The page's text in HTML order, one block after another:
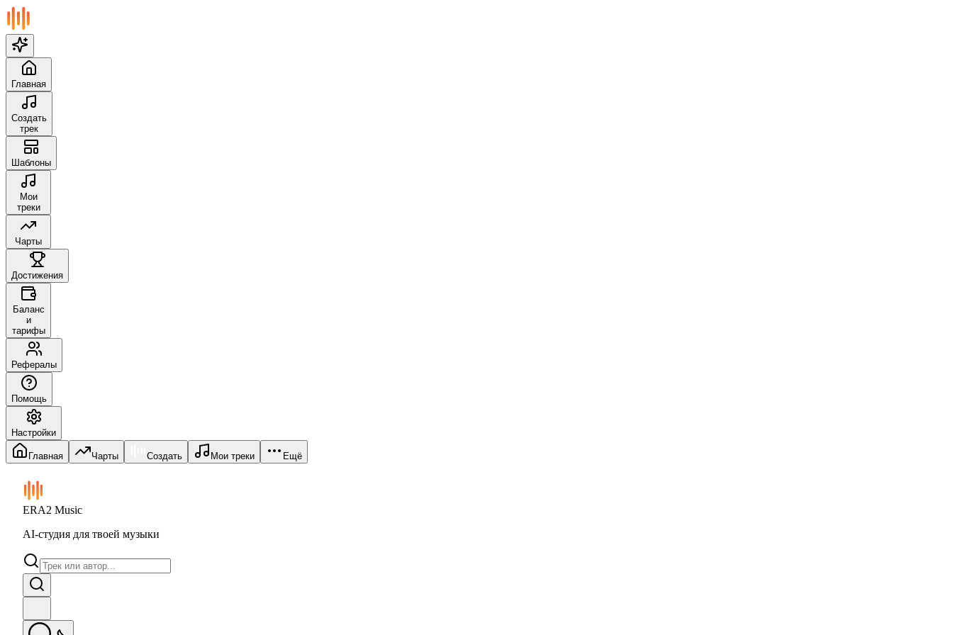
Главная
Создать
трек
Шаблоны
Мои
треки
Чарты
Достижения
Баланс
и
тарифы
Рефералы
Помощь
Настройки
Главная Чарты Создать Мои треки Ещё
ERA2 Music
AI-студия для твоей музыки